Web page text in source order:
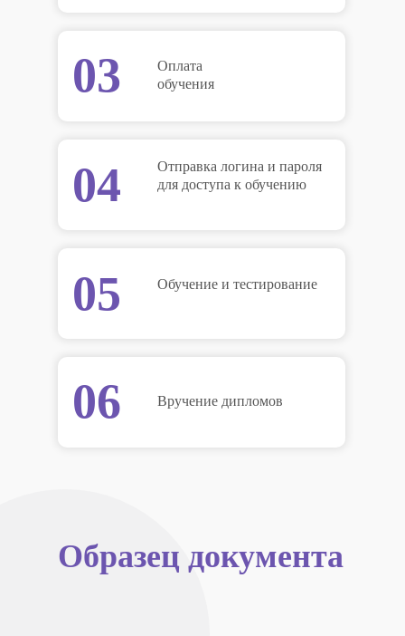
03
04
05
06
Оплата
обучения
Отправка логина и пароля
для доступа к обучению
Обучение и тестирование
Вручение дипломов
Образец документа